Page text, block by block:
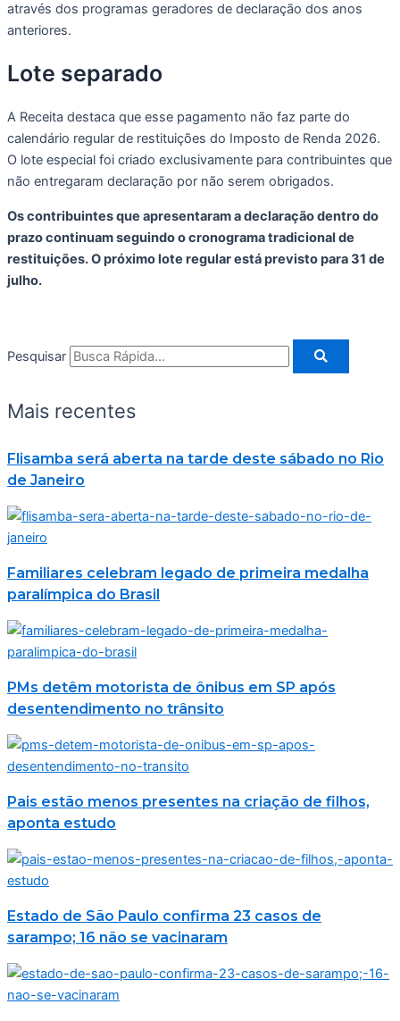
através dos programas geradores de declaração dos anos
anteriores.
Lote separado
A Receita destaca que esse pagamento não faz parte do
calendário regular de restituições do Imposto de Renda 2026.
O lote especial foi criado exclusivamente para contribuintes que
não entregaram declaração por não serem obrigados.
Os contribuintes que apresentaram a declaração dentro do
prazo continuam seguindo o cronograma tradicional de
restituições. O próximo lote regular está previsto para 31 de
julho.
Pesquisar
Mais recentes
Flisamba será aberta na tarde deste sábado no Rio
de Janeiro
Familiares celebram legado de primeira medalha
paralímpica do Brasil
PMs detêm motorista de ônibus em SP após
desentendimento no trânsito
Pais estão menos presentes na criação de filhos,
aponta estudo
Estado de São Paulo confirma 23 casos de
sarampo; 16 não se vacinaram